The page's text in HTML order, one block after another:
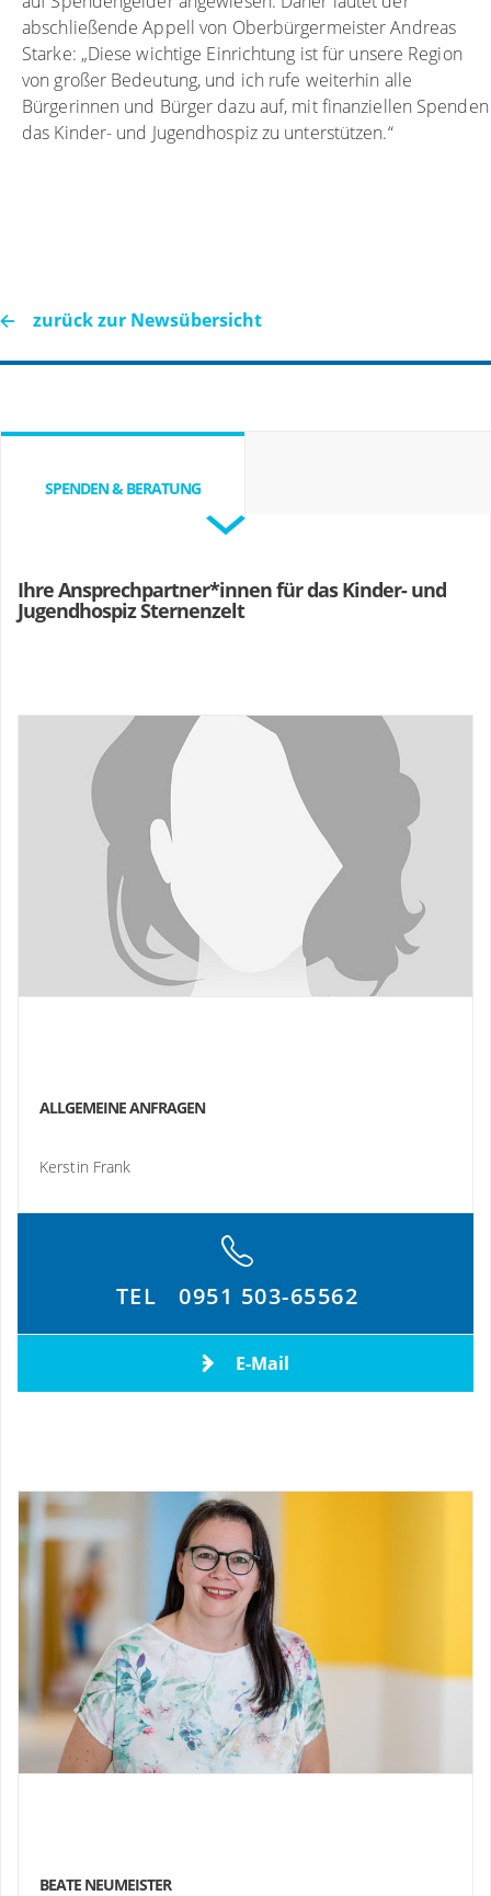
abschließende Appell von Oberbürgermeister Andreas
Starke: „Diese wichtige Einrichtung ist für unsere Region
von großer Bedeutung, und ich rufe weiterhin alle
Bürgerinnen und Bürger dazu auf, mit finanziellen Spenden
das Kinder- und Jugendhospiz zu unterstützen.“
zurück zur Newsübersicht
SPENDEN & BERATUNG
Ihre Ansprechpartner*innen für das Kinder- und
Jugendhospiz Sternenzelt
ALLGEMEINE ANFRAGEN
Kerstin Frank
TEL 0951 503-65562
E-Mail
BEATE NEUMEISTER